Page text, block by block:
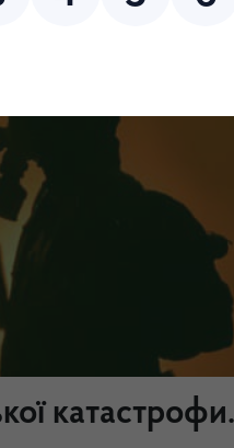
катастрофи.